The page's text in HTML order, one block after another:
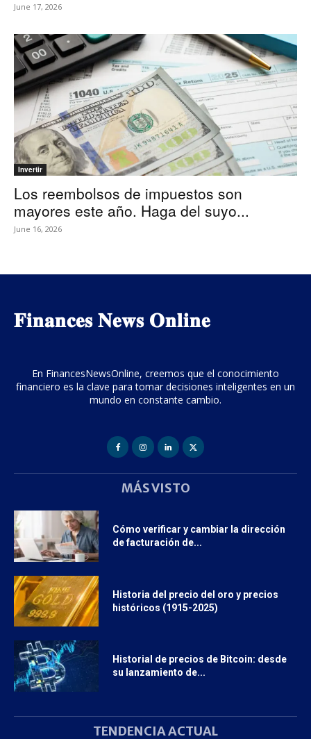
June 17, 2026
Invertir
Los reembolsos de impuestos son
mayores este año. Haga del suyo...
June 16, 2026
𝐅𝐢𝐧𝐚𝐧𝐜𝐞𝐬 𝐍𝐞𝐰𝐬 𝐎𝐧𝐥𝐢𝐧𝐞
En FinancesNewsOnline, creemos que el conocimiento
financiero es la clave para tomar decisiones inteligentes en un
mundo en constante cambio.
MÁS VISTO
Cómo verificar y cambiar la dirección
de facturación de...
Historia del precio del oro y precios
históricos (1915-2025)
Historial de precios de Bitcoin: desde
su lanzamiento de...
TENDENCIA ACTUAL